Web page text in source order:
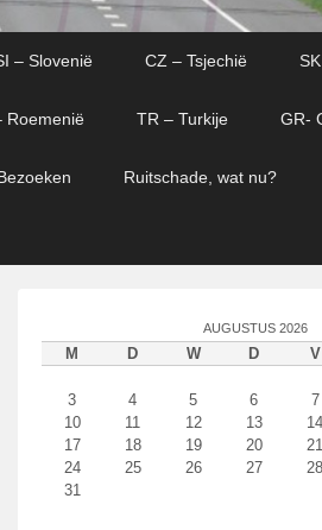
– Slovenië CZ – Tsjechië
Roemenië TR – Turkije GR-
Ruitschade, wat nu?
AUGUSTUS 2026
M D W D V
3
4 5 6 7
10
11 12 13 14
17
18 19 20 21
24
25 26 27 28
31